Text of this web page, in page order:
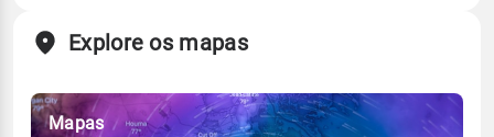
Explore os mapas
Mapas